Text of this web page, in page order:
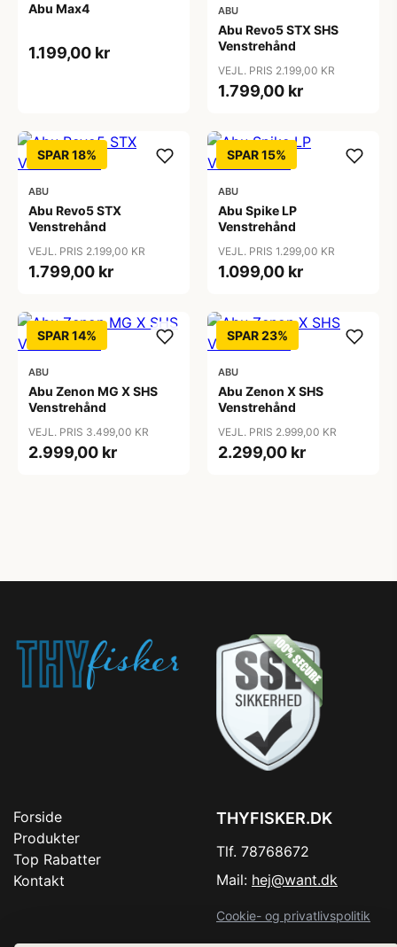
Abu Max4
1.199,00 kr
ABU
Abu Revo5 STX SHS
Venstrehånd
VEJL. PRIS 2.199,00 KR
1.799,00 kr
SPAR 18%
ABU
Abu Revo5 STX
Venstrehånd
VEJL. PRIS 2.199,00 KR
1.799,00 kr
SPAR 15%
ABU
Abu Spike LP
Venstrehånd
VEJL. PRIS 1.299,00 KR
1.099,00 kr
SPAR 14%
ABU
Abu Zenon MG X SHS
Venstrehånd
VEJL. PRIS 3.499,00 KR
2.999,00 kr
SPAR 23%
ABU
Abu Zenon X SHS
Venstrehånd
VEJL. PRIS 2.999,00 KR
2.299,00 kr
Forside
Produkter
Top Rabatter
Kontakt
THYFISKER.DK
Tlf. 78768672
Mail: hej@want.dk
Cookie- og privatlivspolitik